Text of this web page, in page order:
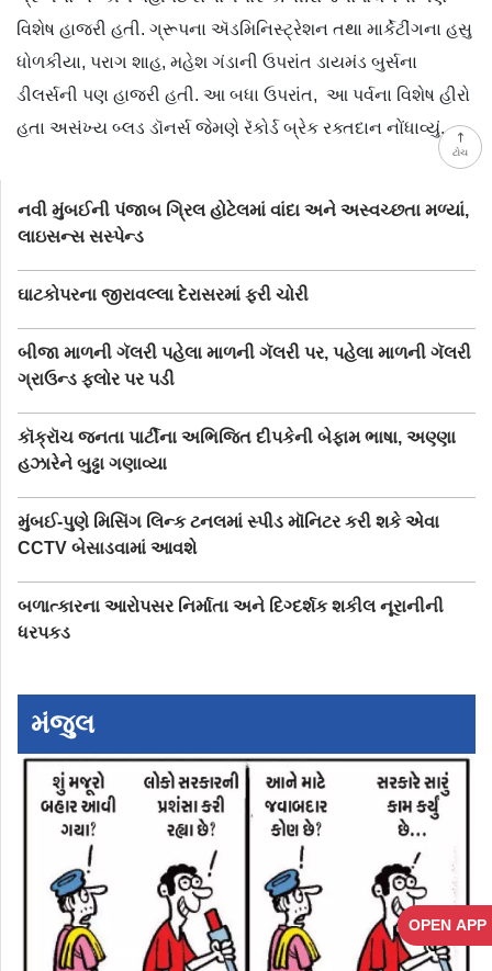
OPEN APP
ટોચ
વિશેષ હાજરી હતી. ગ્રૂપના ઍડમિનિસ્ટ્રેશન તથા માર્કેટીંગના હસુ
ધોળકીયા, પરાગ શાહ, મહેશ ગંડાની ઉપરાંત ડાયમંડ બુર્સના
ડીલર્સની પણ હાજરી હતી. આ બધા ઉપરાંત, આ પર્વના વિશેષ હીરો
હતા અસંખ્ય બ્લડ ડૉનર્સ જેમણે રૅકોર્ડ બ્રેક રક્તદાન નોંધાવ્યું.
નવી મુંબઈની પંજાબ ગ્રિલ હોટેલમાં વાંદા અને અસ્વચ્છતા મળ્યાં,
લાઇસન્સ સસ્પેન્ડ
ઘાટકોપરના જીરાવલ્લા દેરાસરમાં ફરી ચોરી
બીજા માળની ગૅલરી પહેલા માળની ગૅલરી પર, પહેલા માળની ગૅલરી
ગ્રાઉન્ડ ફ્લોર પર પડી
કૉક્રૉચ જનતા પાર્ટીના અભિજિત દીપકેની બેફામ ભાષા, અણ્ણા
હઝારેને બુઢ્ઢા ગણાવ્યા
મુંબઈ-પુણે મિસિંગ લિન્ક ટનલમાં સ્પીડ મૉનિટર કરી શકે એવા
CCTV બેસાડવામાં આવશે
બળાત્કારના આરોપસર નિર્માતા અને દિગ્દર્શક શકીલ નૂરાનીની
ધરપકડ
મંજુલ